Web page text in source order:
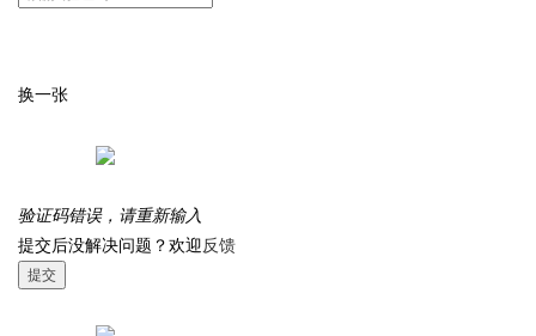
换一张
验证码错误，请重新输入
提交后没解决问题？欢迎反馈
提交